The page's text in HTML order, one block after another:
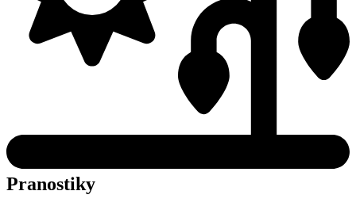
Pranostiky